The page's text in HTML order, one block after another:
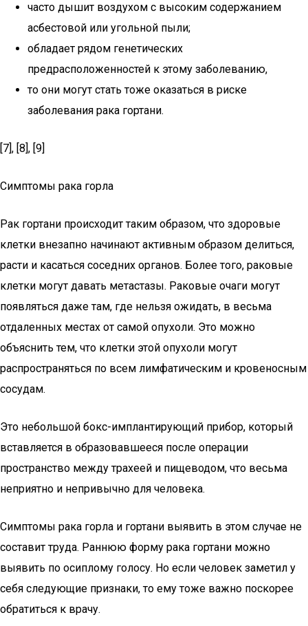
часто дышит воздухом с высоким содержанием
асбестовой или угольной пыли;
обладает рядом генетических
предрасположенностей к этому заболеванию,
то они могут стать тоже оказаться в риске
заболевания рака гортани.
[7], [8], [9]
Симптомы рака горла
Рак гортани происходит таким образом, что здоровые
клетки внезапно начинают активным образом делиться,
расти и касаться соседних органов. Более того, раковые
клетки могут давать метастазы. Раковые очаги могут
появляться даже там, где нельзя ожидать, в весьма
отдаленных местах от самой опухоли. Это можно
объяснить тем, что клетки этой опухоли могут
распространяться по всем лимфатическим и кровеносным
сосудам.
Это небольшой бокс-имплантирующий прибор, который
вставляется в образовавшееся после операции
пространство между трахеей и пищеводом, что весьма
неприятно и непривычно для человека.
Симптомы рака горла и гортани выявить в этом случае не
составит труда. Раннюю форму рака гортани можно
выявить по осиплому голосу. Но если человек заметил у
себя следующие признаки, то ему тоже важно поскорее
обратиться к врачу.